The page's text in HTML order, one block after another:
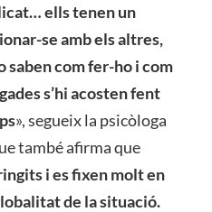
ells tenen un
se amb els altres,
saben com fer-ho i com
s’hi acosten fent
», segueix la psicòloga
també afirma que
i es fixen molt en
de la situació.